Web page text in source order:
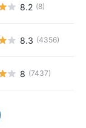
8.2 (8)
8.3 (4356)
8 (7437)